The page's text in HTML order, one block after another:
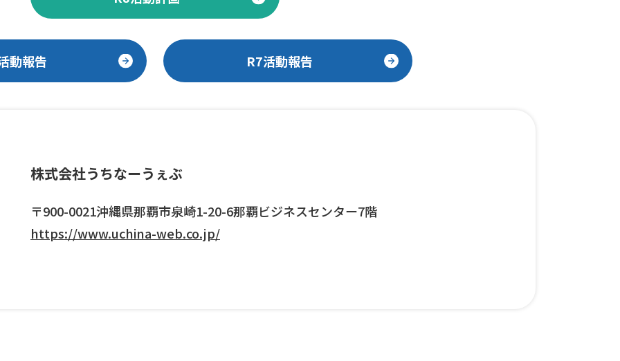
動報告 R7活動報告
株式会社うちなーうぇぶ
〒900-0021沖縄県那覇市泉崎1-20-6那覇ビジネスセンター7階
https://www.uchina-web.co.jp/